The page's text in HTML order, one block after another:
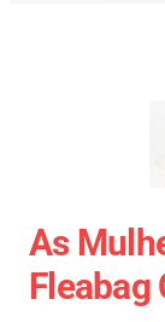
As
Fleabag